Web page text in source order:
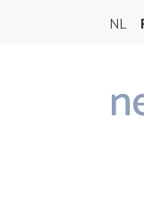
NL